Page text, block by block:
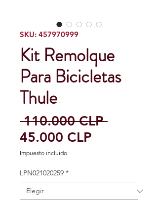
SKU: 457970999
Kit Remolque
Para Bicicletas
Thule
110.000 CLP Precio
45.000 CLP
Impuesto incluido
LPN021020259 *